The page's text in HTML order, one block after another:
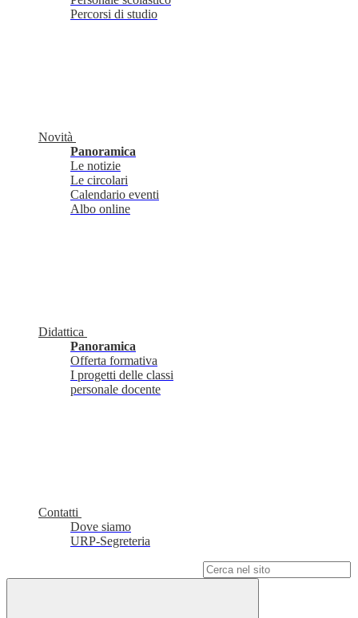
Percorsi di studio
Novità
Panoramica
Le notizie
Le circolari
Calendario eventi
Albo online
Didattica
Panoramica
Offerta formativa
I progetti delle classi
personale docente
Contatti
Dove siamo
URP-Segreteria